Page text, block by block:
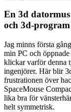
En 3d
och 3d-program
Jag minns första
min PC och
klickar varför denna
ingenjörer. Här blir
frustrationen över
SpaceMouse
lika bra för
helt symmetrisk.